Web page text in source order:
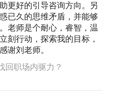
更好的引导咨询方向。另
已久的思维矛盾，并能够
老师是个耐心，睿智，温
刻行动，探索我的目标，
谢刘老师。
回职场内驱力？